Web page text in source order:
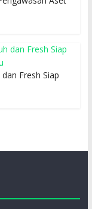
Fresh Siap